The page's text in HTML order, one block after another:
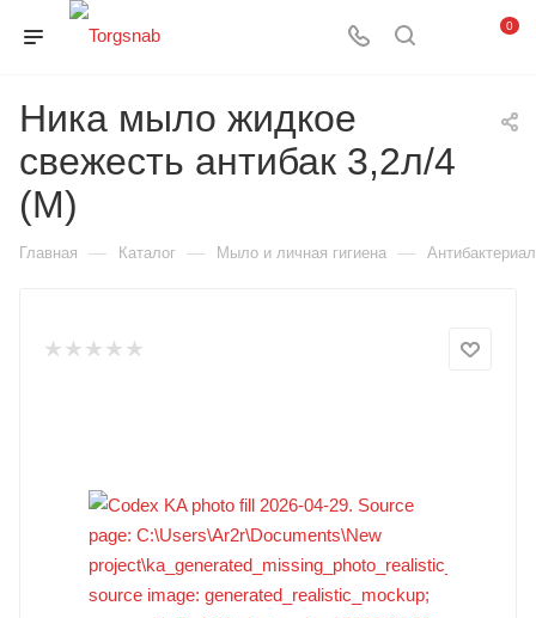
0
Ника мыло жидкое
свежесть антибак 3,2л/4
(М)
Главная — Каталог — Мыло и личная гигиена —